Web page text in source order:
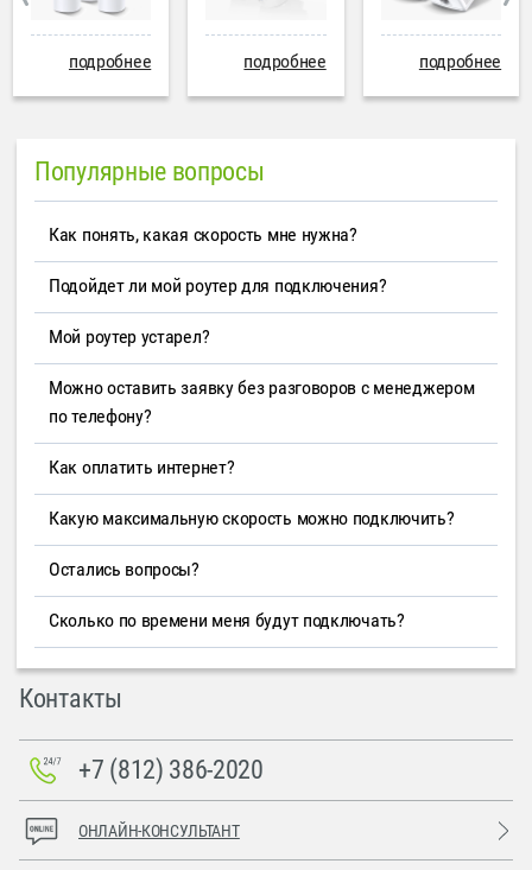
подробнее подробнее подробнее
Популярные вопросы
Как понять, какая скорость мне нужна?
Подойдет ли мой роутер для подключения?
Мой роутер устарел?
Можно оставить заявку без разговоров с менеджером
по телефону?
Как оплатить интернет?
Какую максимальную скорость можно подключить?
Остались вопросы?
Сколько по времени меня будут подключать?
Контакты
+7 (812) 386-2020
ОНЛАЙН-КОНСУЛЬТАНТ